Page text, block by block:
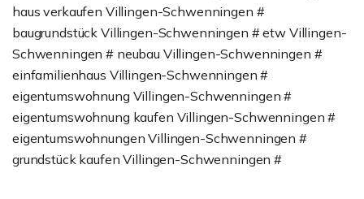
haus verkaufen Villingen-Schwenningen #
baugrundstück Villingen-Schwenningen # etw Villingen-
Schwenningen # neubau Villingen-Schwenningen #
einfamilienhaus Villingen-Schwenningen #
eigentumswohnung Villingen-Schwenningen #
eigentumswohnung kaufen Villingen-Schwenningen #
eigentumswohnungen Villingen-Schwenningen #
grundstück kaufen Villingen-Schwenningen #